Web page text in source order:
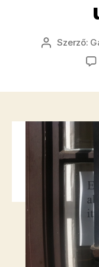
Bejegyzés
Szerző: